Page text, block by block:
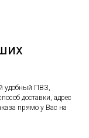
удобный ПВЗ,
доставки, адрес
прямо у Вас на